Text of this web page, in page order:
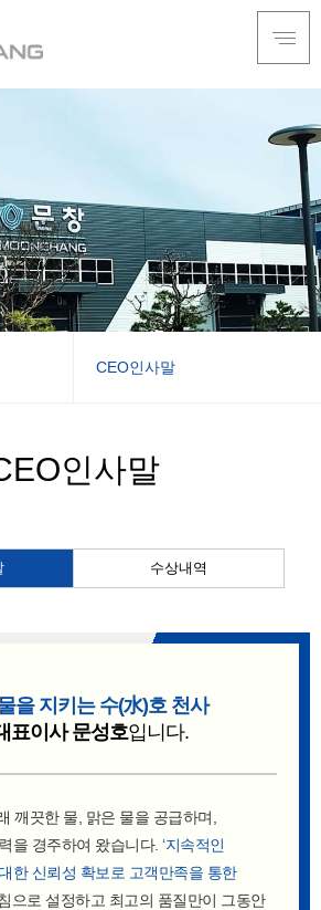
CEO인사말
경영이념
문창이야기
인사말
수상내역
을 지키는 수(水)호 천사
표이사 문성호입니다.
깨끗한 물, 맑은 물을 공급하며,
을 경주하여 왔습니다. ‘지속적인
한 신뢰성 확보로 고객만족을 통한
으로 설정하고 최고의 품질만이 그동안